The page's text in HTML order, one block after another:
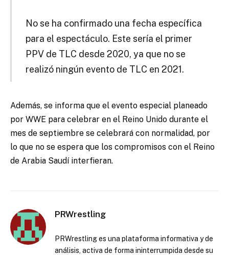
No se ha confirmado una fecha específica
para el espectáculo. Este sería el primer
PPV de TLC desde 2020, ya que no se
realizó ningún evento de TLC en 2021.
Además, se informa que el evento especial planeado
por WWE para celebrar en el Reino Unido durante el
mes de septiembre se celebrará con normalidad, por
lo que no se espera que los compromisos con el Reino
de Arabia Saudí interfieran.
PRWrestling
PRWrestling es una plataforma informativa y de
análisis, activa de forma ininterrumpida desde su